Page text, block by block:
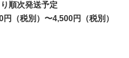
順次発送予定
円（税別）〜4,500円（税別）